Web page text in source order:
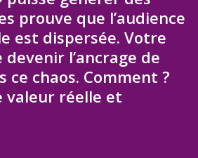
prouve que l’audience
est dispersée. Votre
l’ancrage de
ce chaos. Comment ?
valeur réelle et